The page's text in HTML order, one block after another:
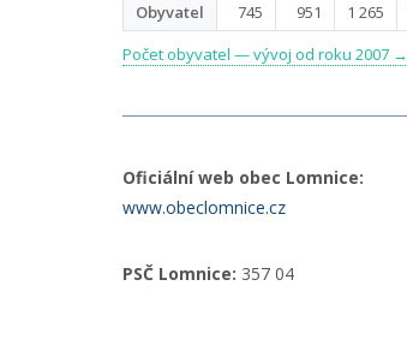
Obyvatel
745 951 1 265
Počet obyvatel — vývoj od roku 2007 →
Oficiální web obec Lomnice:
www.obeclomnice.cz
PSČ Lomnice: 357 04